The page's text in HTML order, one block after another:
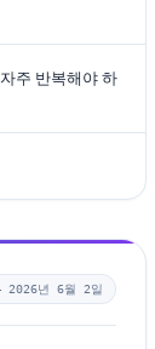
주 반복해야 하
2026년 6월 2일